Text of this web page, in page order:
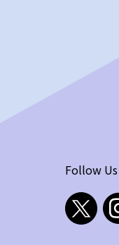
Follow Us